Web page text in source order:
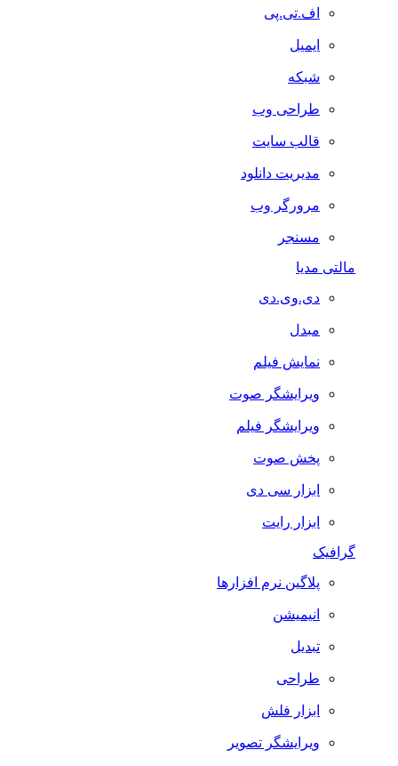
اف.تی.پی
ایمیل
شبکه
طراحی وب
قالب سایت
مدیریت دانلود
مرورگر وب
مسنجر
مالتی مدیا
دی.وی.دی
مبدل
نمایش فیلم
ویرایشگر صوت
ویرایشگر فیلم
پخش صوت
ابزار سی دی
ابزار رایت
گرافیک
پلاگین نرم افزارها
انیمیشن
تبدیل
طراحی
ابزار فلش
ویرایشگر تصویر